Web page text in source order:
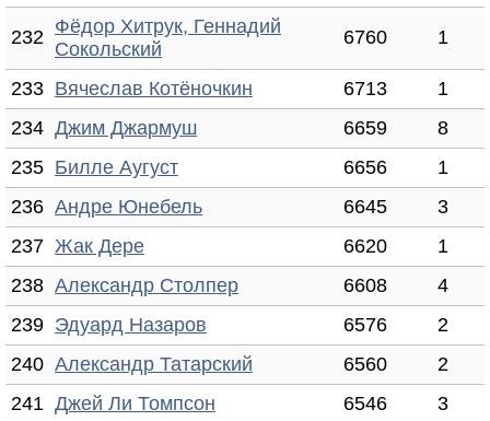
232 Фёдор Хитрук, Геннадий
Сокольский
6760 1
233 Вячеслав Котёночкин 6713
1
234 Джим Джармуш 6659
8
235 Билле Аугуст 6656
1
236 Андре Юнебель 6645
3
237 Жак Дере 6620
1
238 Александр Столпер 6608
4
239 Эдуард Назаров 6576
2
240 Александр Татарский 6560
2
241 Джей Ли Томпсон 6546
3